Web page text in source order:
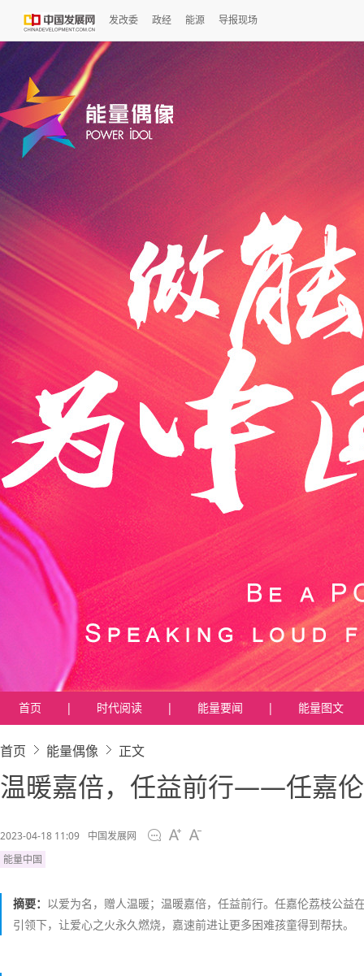
发改委 政经 能源 导报现场
首页 | 时代阅读 | 能量要闻 | 能量图文
首页 能量偶像 正文
温暖嘉倍，任益前行——任嘉
2023-04-18 11:09
中国发展网
能量中国
摘要： 以爱为名，赠人温暖；温暖嘉倍，任益前行。任嘉伦荔枝公益
引领下，让爱心之火永久燃烧，嘉速前进让更多困难孩童得到帮扶。